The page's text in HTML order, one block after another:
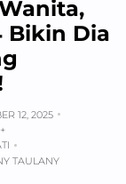
Bikin Dia
12, 2025
+
TAULANY